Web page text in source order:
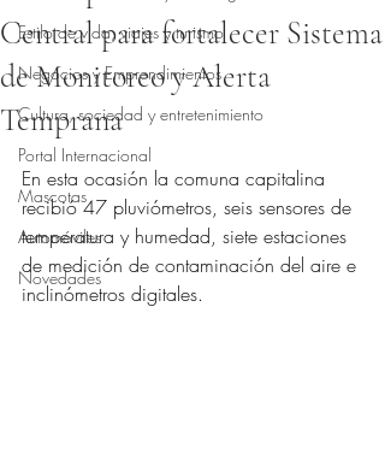
Estilo de vida, viajes y turismo
Negocios y Emprendimientos
Cultura, sociedad y entretenimiento
Portal Internacional
Mascotas
Automóviles
Novedades
Central para fortalecer Sistema
de Monitoreo y Alerta
Temprana
Obtuvo NaN de 5 estrellas.
En esta ocasión la comuna capitalina
recibió 47 pluviómetros, seis sensores de
temperatura y humedad, siete estaciones
de medición de contaminación del aire e
inclinómetros digitales.